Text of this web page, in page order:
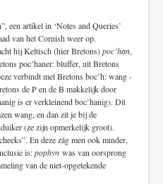
een artikel in ‘Notes and Queries’
van het Cornish weer op.
hij Keltisch (hier Bretons)poc’han,
poc’haner: bluffer, uit Bretons
verbindt met Bretons boc’h: wang -
de P en de B makkelijk door
is er verkleinend boc’hanig). Dit
wang, en dan zit je bij de
(ze zijn opmerkelijk groot).
En deze zág men ook minder,
is:pophyn was van oorsprong
van de niet-opgetekende